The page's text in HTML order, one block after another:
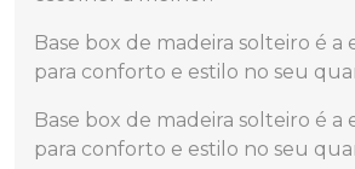
Base box de madeira solteiro é a
para conforto e estilo no seu
Base box de madeira solteiro é a
para conforto e estilo no seu